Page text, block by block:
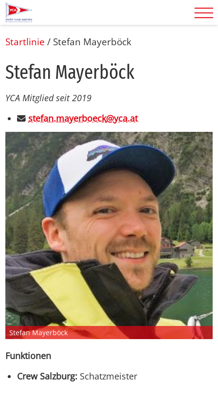
Startlinie / Ste­fan May­er­böck
Ste­fan May­er­böck
YCA Mitglied seit 2019
stefan.mayerboeck@yca.at
Ste­fan May­er­böck
Funktionen
Crew Salzburg: Schatzmeister